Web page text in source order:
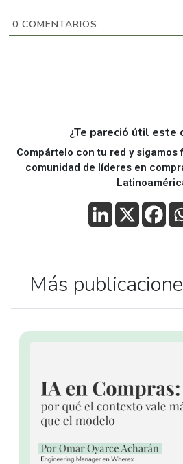
0 COMENTARIOS
¿Te pareció útil este
Compártelo con tu red y
comunidad de líderes en
Más